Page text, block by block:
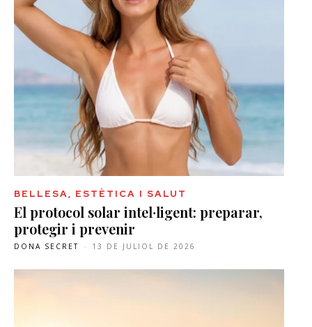
BELLESA, ESTÈTICA I SALUT
El protocol solar intel·ligent: preparar,
protegir i prevenir
DONA SECRET - 13 DE JULIOL DE 2026